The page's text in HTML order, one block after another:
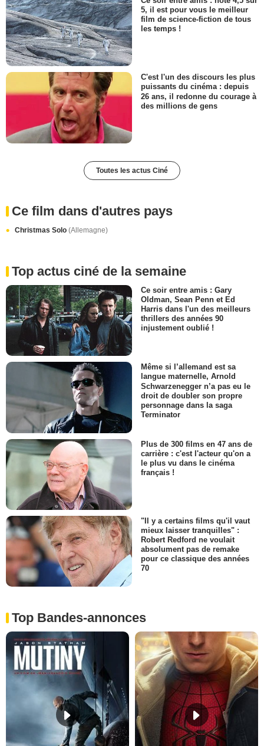
5, il est pour vous le meilleur
film de science-fiction de tous
les temps !
C'est l'un des discours les plus
puissants du cinéma : depuis
26 ans, il redonne du courage à
des millions de gens
Toutes les actus Ciné
Ce film dans d'autres pays
Christmas Solo (Allemagne)
Top actus ciné de la semaine
Ce soir entre amis : Gary
Oldman, Sean Penn et Ed
Harris dans l'un des meilleurs
thrillers des années 90
injustement oublié !
Même si l’allemand est sa
langue maternelle, Arnold
Schwarzenegger n’a pas eu le
droit de doubler son propre
personnage dans la saga
Terminator
Plus de 300 films en 47 ans de
carrière : c'est l'acteur qu'on a
le plus vu dans le cinéma
français !
"Il y a certains films qu'il vaut
mieux laisser tranquilles" :
Robert Redford ne voulait
absolument pas de remake
pour ce classique des années
70
Top Bandes-annonces